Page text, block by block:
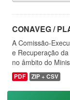
CONAVEG /
A Comissão-
e Recuperação
no âmbito do
PDF ZIP + CSV